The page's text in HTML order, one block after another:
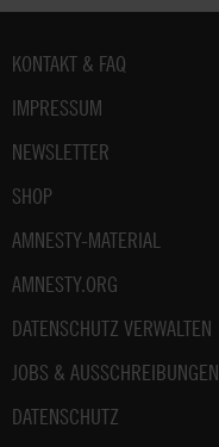
Fußbereich
KONTAKT & FAQ
IMPRESSUM
NEWSLETTER
SHOP
AMNESTY-MATERIAL
AMNESTY.ORG
DATENSCHUTZ VERWALTEN
JOBS & AUSSCHREIBUNGEN
DATENSCHUTZ